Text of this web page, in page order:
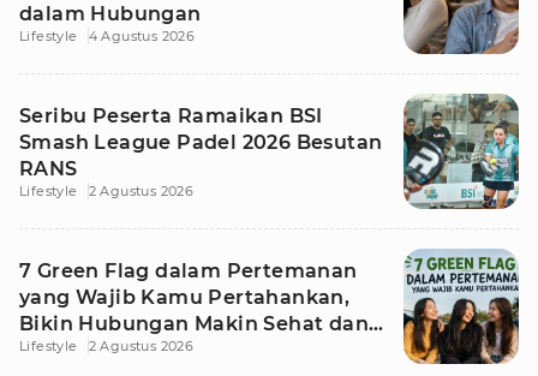
dalam Hubungan
Lifestyle 4 Agustus 2026
Seribu Peserta Ramaikan BSI
Smash League Padel 2026 Besutan
RANS
Lifestyle 2 Agustus 2026
7 Green Flag dalam Pertemanan
yang Wajib Kamu Pertahankan,
Bikin Hubungan Makin Sehat dan
Awet
Lifestyle 2 Agustus 2026